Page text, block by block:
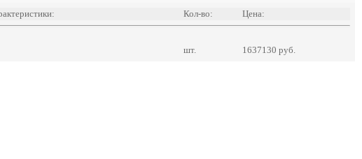
Кол-во: Цена:
шт. 1637130 руб.